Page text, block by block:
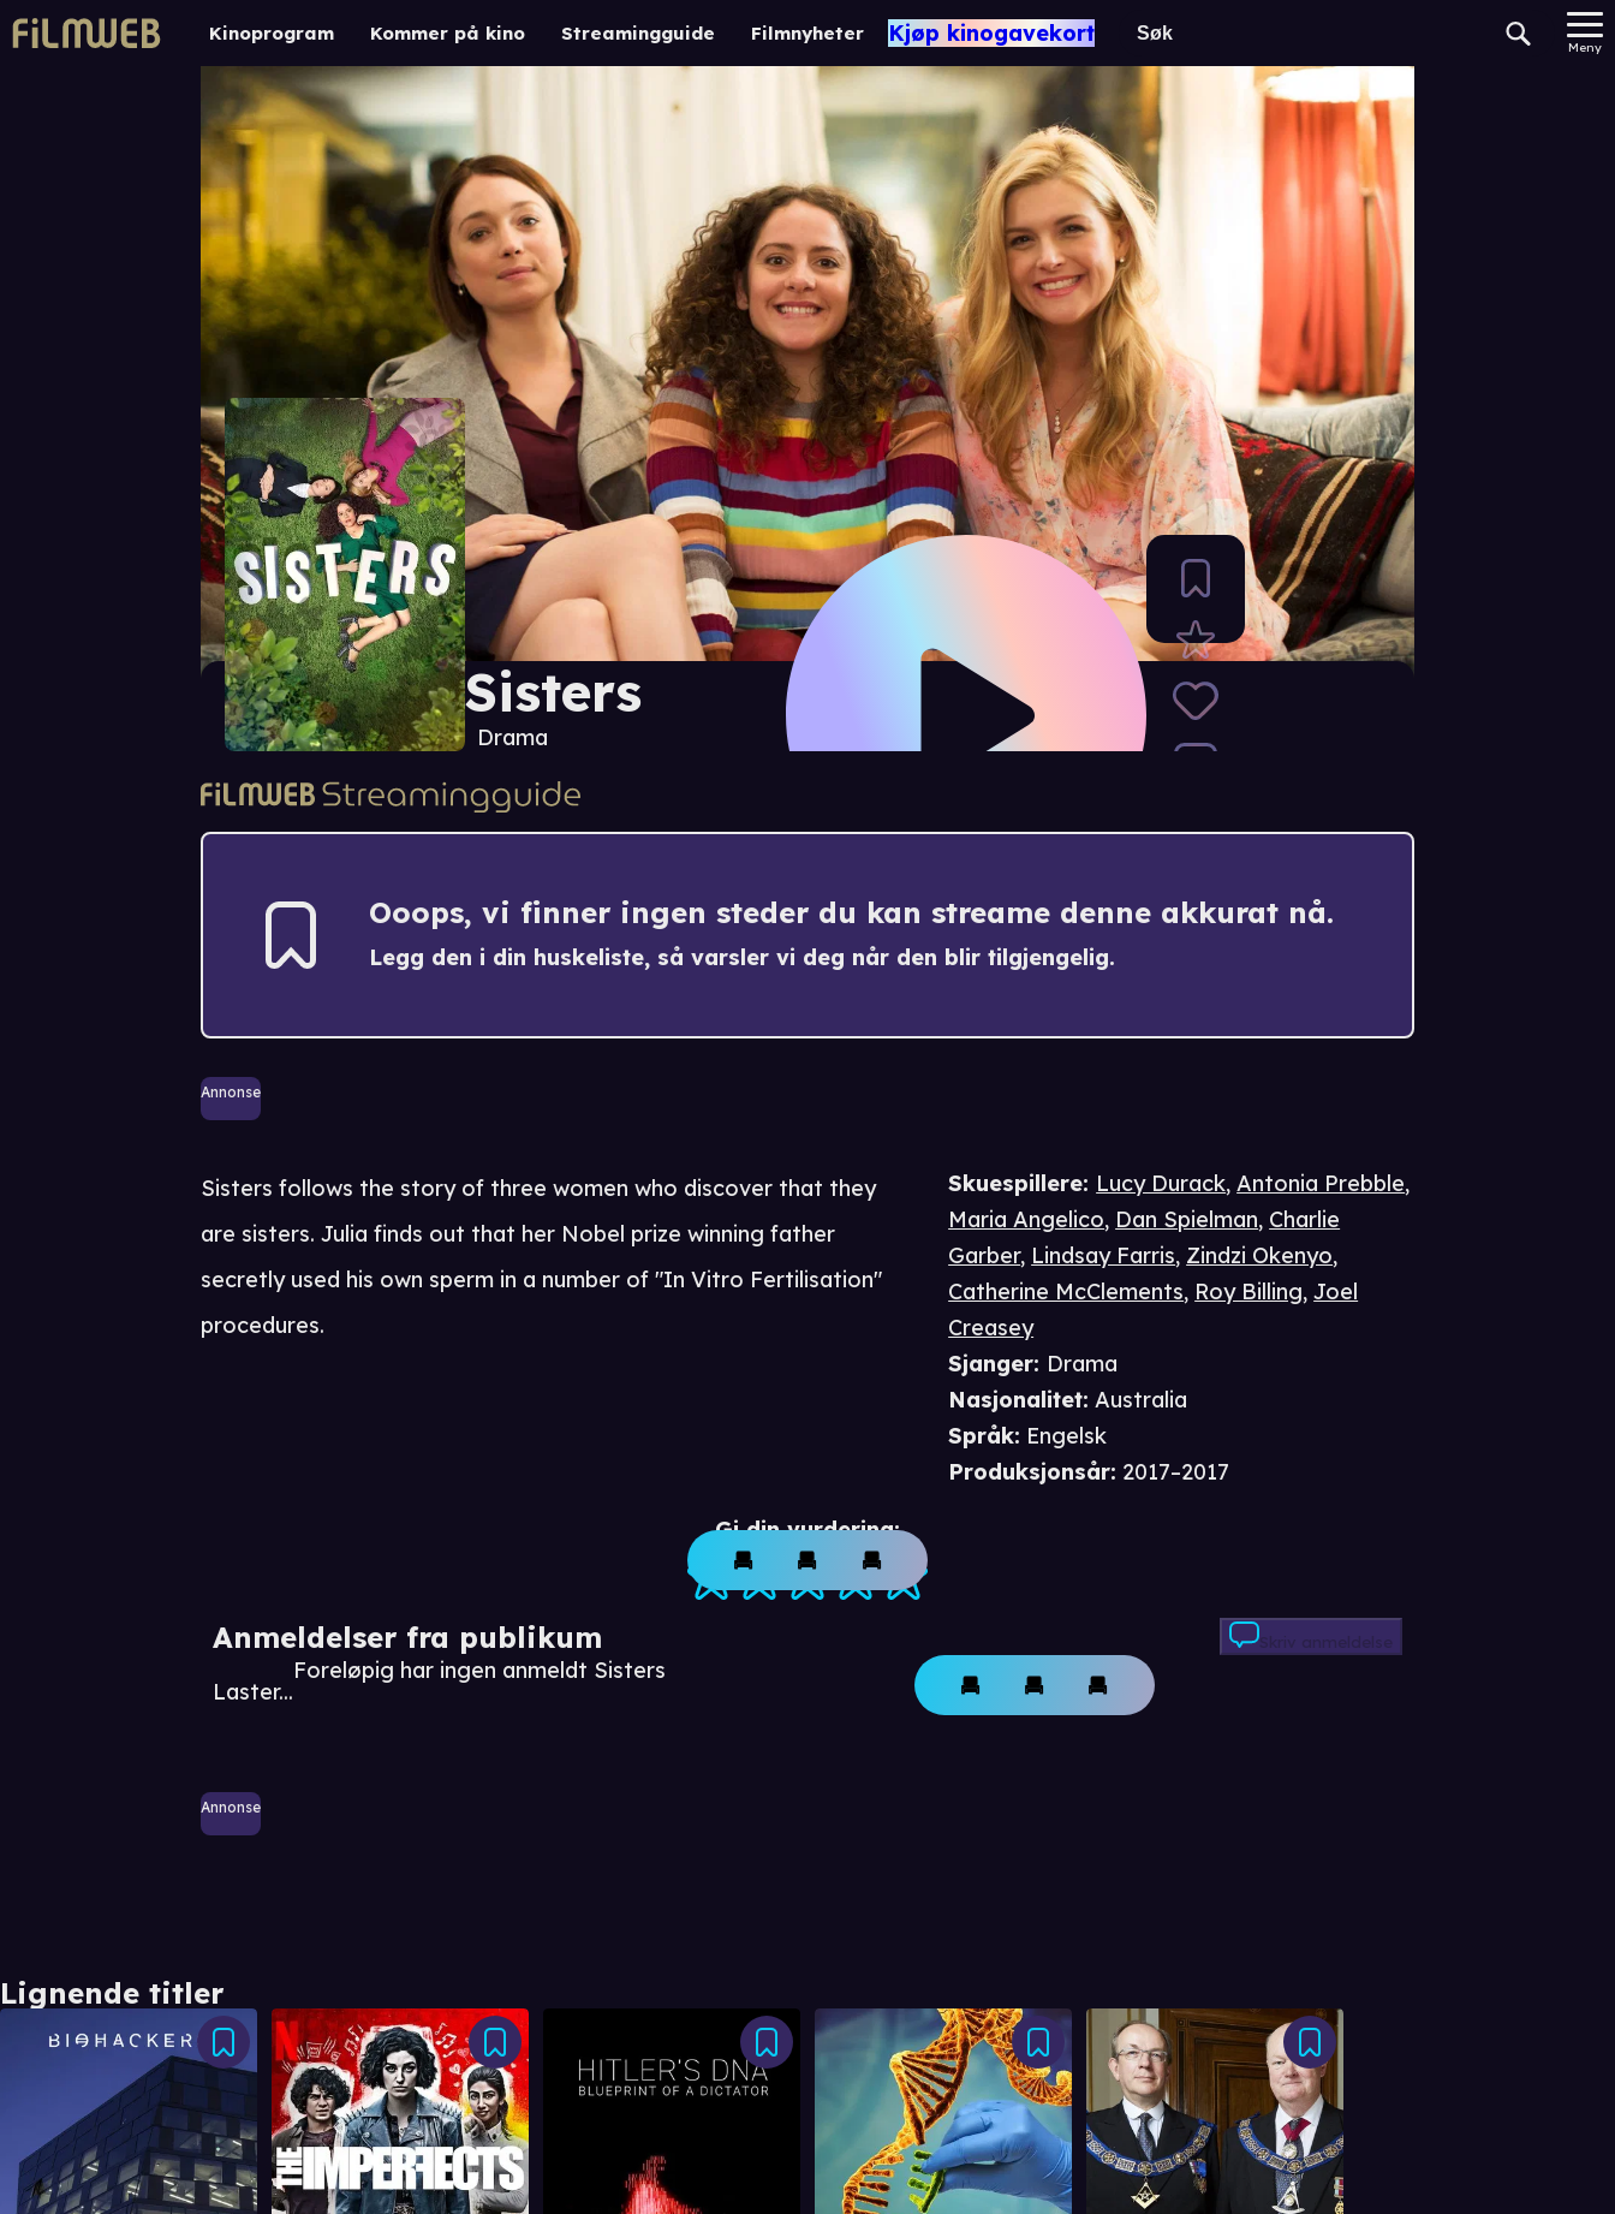
Kinoprogram Kommer på kino Streamingguide Filmnyheter Kjøp kinogavekort
Meny
Sisters
Drama
Ooops, vi finner ingen steder du kan streame denne akkurat nå.
Legg den i din huskeliste, så varsler vi deg når den blir tilgjengelig.
Annonse
Gi din vurdering:
Anmeldelser fra publikum
Laster...
Foreløpig har ingen anmeldt Sisters
Skriv anmeldelse
Annonse
Skuespillere: Lucy Durack,Antonia Prebble,
Maria Angelico, Dan Spielman, Charlie
Garber, Lindsay Farris, Zindzi Okenyo,
Catherine McClements, Roy Billing,Joel
Creasey
Sjanger: Drama
Nasjonalitet: Australia
Språk: Engelsk
Produksjonsår: 2017–2017
Sisters follows the story of three women who discover that they
are sisters. Julia finds out that her Nobel prize winning father
secretly used his own sperm in a number of "In Vitro Fertilisation"
procedures.
Lignende titler